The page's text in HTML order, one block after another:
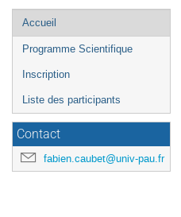
Menu
de
l'événement
Accueil
Programme Scientifique
Inscription
Liste des participants
Contact
fabien.caubet@univ-pau.fr